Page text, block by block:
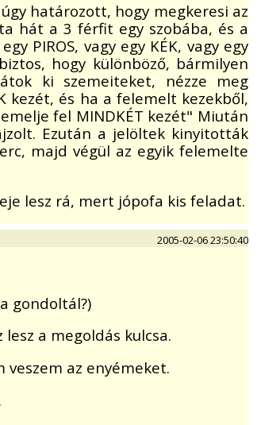
határozott, hogy megkeresi az
hát a 3 férfit egy szobába, és a
PIROS, vagy egy KÉK, vagy egy
hogy különböző, bármilyen
ki szemeiteket, nézze meg
kezét, és ha a felemelt kezekből,
fel MINDKÉT kezét" Miután
Ezután a jelöltek kinyitották
majd végül az egyik felemelte
lesz rá, mert jópofa kis feladat.
2005-02-06 23:50:40
gondoltál?)
a megoldás kulcsa.
az enyémeket.